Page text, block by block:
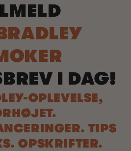
I DAG!
OPLEVELSE,
TIPS
OPSKRIFTER.